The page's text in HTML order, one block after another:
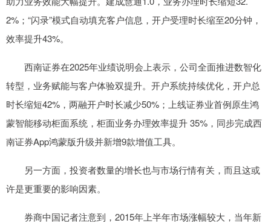
2%；“闪录”模式自动填充客户信息，开户受理时长缩至20分钟，
效率提升43%。
西南证券在2025年业绩说明会上表示，公司全面推进数智化
转型，业务赋能与客户体验双提升。开户系统持续优化，开户总
时长缩短42%，两融开户时长减少50%；上线证券业首例原生鸿
蒙智能移动柜面系统，柜面业务办理效率提升 35%，同步完成西
南证券App鸿蒙版升级并新增9款增值工具。
另一方面，投资者数量的增长也与市场行情有关，而且这或
许是更重要的影响因素。
券商中国记者注意到，2015年上半年市场涨幅较大，当年新